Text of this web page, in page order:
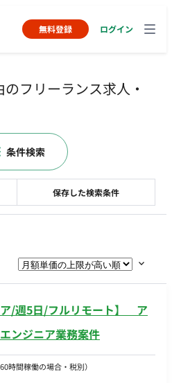
無料登録 ログイン
フリーランス求人・
ア/週5日/フルリモート】 ア
ンジニア業務案件
時間稼働の場合・税別）
保存した検索条件
条件検索